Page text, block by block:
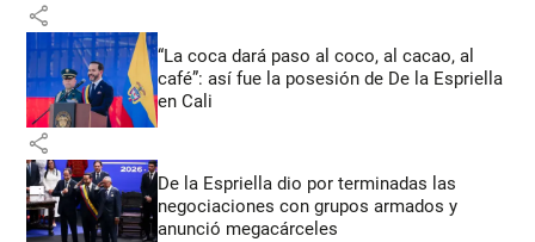
share
“La coca dará paso al coco, al cacao, al
café”: así fue la posesión de De la Espriella
en Cali
share
De la Espriella dio por terminadas las
negociaciones con grupos armados y
anunció megacárceles